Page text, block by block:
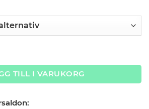
TILL I VARUKORG